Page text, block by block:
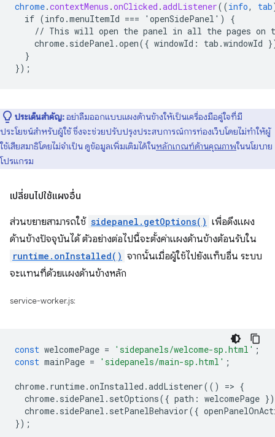
chrome.contextMenus .onClicked .addListener((info, tab
if (info.menuItemId === 'openSidePanel')
{
// This will open the panel in all the pages on
chrome.sidePanel.open({ windowId : tab .windowId }
}
});
ประเด็นสำคัญ:อย่าลืมออกแบบแผงด้านข้างให้เป็นเครื่องมือคู่ใจที่มี
ประโยชน์สำหรับผู้ใช้ ซึ่งจะช่วยปรับปรุงประสบการณ์การท่องเว็บโดยไม่ทำให้ผู้
ใช้เสียสมาธิโดยไม่จำเป็น ดูข้อมูลเพิ่มเติมได้ในหลักเกณฑ์ด้านคุณภาพในนโยบาย
โปรแกรม
เปลี่ยนไปใช้แผงอื่น
ส่วนขยายสามารถใช้ sidepanel.getOptions() เพื่อดึงแผง
ด้านข้างปัจจุบันได้ ตัวอย่างต่อไปนี้จะตั้งค่าแผงด้านข้างต้อนรับใน
runtime.onInstalled() จากนั้นเมื่อผู้ใช้ไปยังแท็บอื่น ระบบ
จะแทนที่ด้วยแผงด้านข้างหลัก
service-worker.js:
const welcomePage = 'sidepanels/welcome-sp.html' ;
const mainPage = 'sidepanels/main-sp.html' ;
chrome. runtime.onInstalled .addListener(() => {
chrome. sidePanel . setOptions({ path : welcomePage
chrome. sidePanel . setPanelBehavior({
});